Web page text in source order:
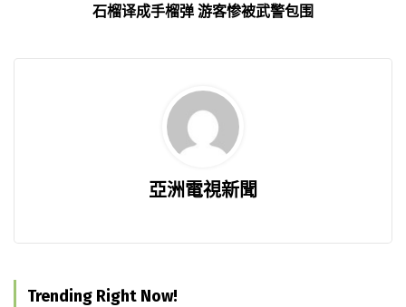
石榴译成手榴弹 游客惨被武警包围
亞洲電視新聞
Trending Right Now!